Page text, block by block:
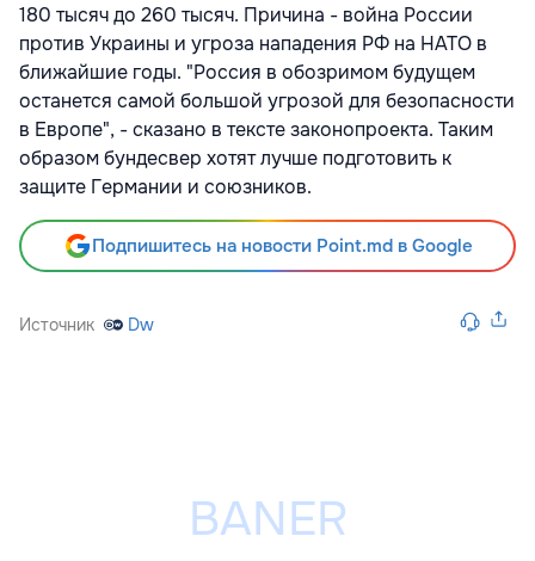
180 тысяч до 260 тысяч. Причина - война России
против Украины и угроза нападения РФ на НАТО в
ближайшие годы. "Россия в обозримом будущем
останется самой большой угрозой для безопасности
в Европе", - сказано в тексте законопроекта. Таким
образом бундесвер хотят лучше подготовить к
защите Германии и союзников.
Подпишитесь на новости Point.md в Google
Источник Dw